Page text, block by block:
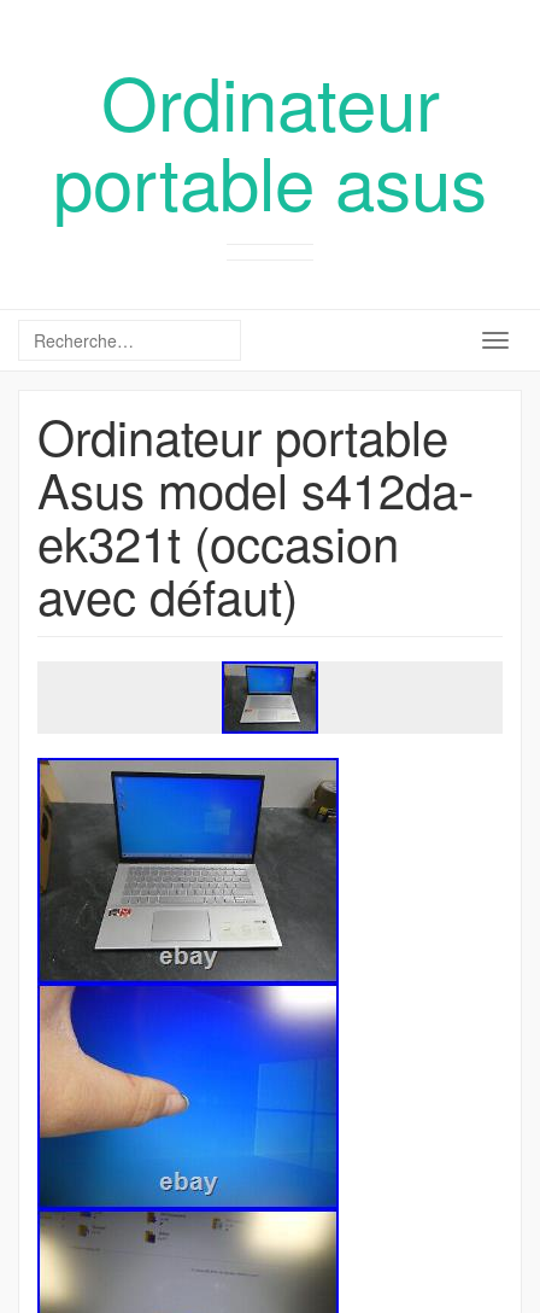
Ordinateur
portable asus
Ordinateur portable
Asus model s412da-
ek321t (occasion
avec défaut)